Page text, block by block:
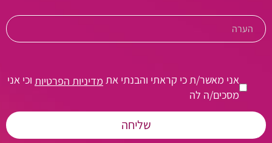
אני מאשר/ת כי קראתי והבנתי את מדיניות הפרטיות וכי אני
מסכים/ה לה